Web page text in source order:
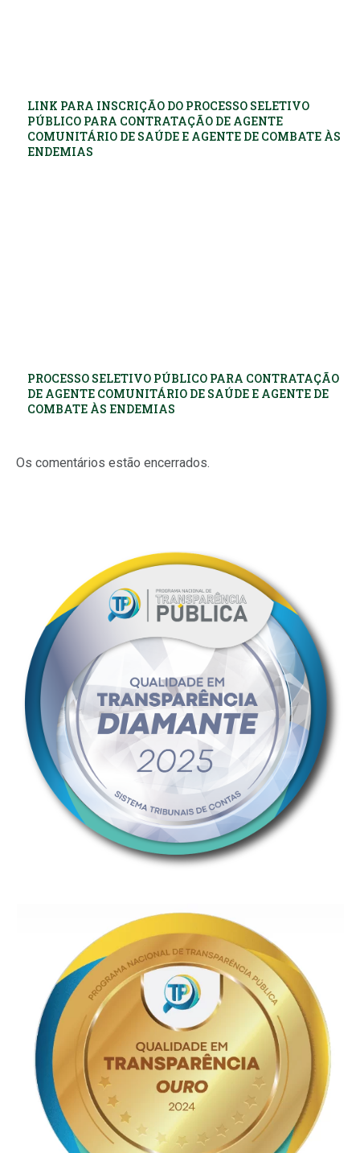
LINK PARA INSCRIÇÃO DO PROCESSO SELETIVO
PÚBLICO PARA CONTRATAÇÃO DE AGENTE
COMUNITÁRIO DE SAÚDE E AGENTE DE COMBATE ÀS
ENDEMIAS
PROCESSO SELETIVO PÚBLICO PARA CONTRATAÇÃO
DE AGENTE COMUNITÁRIO DE SAÚDE E AGENTE DE
COMBATE ÀS ENDEMIAS
Os comentários estão encerrados.